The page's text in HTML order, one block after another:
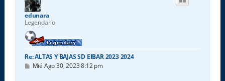
edunara
Legendario
Re: ALTAS Y BAJAS SD EIBAR 2023 2024
M
Mié Ago 30, 2023 8:12 pm